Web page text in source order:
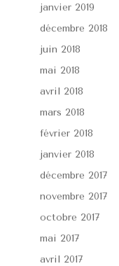
janvier 2019
décembre 2018
juin 2018
mai 2018
avril 2018
mars 2018
février 2018
janvier 2018
décembre 2017
novembre 2017
octobre 2017
mai 2017
avril 2017